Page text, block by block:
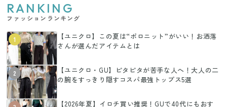
RANKING
ファッションランキング
1
【ユニクロ】この夏は“ポロニット”がいい！お洒落
さんが選んだアイテムとは
2
【ユニクロ・GU】ピタピタが苦手な人へ！大人の二
の腕をすっきり隠すコスパ最強トップス5選
【2026年夏】イロチ買い推奨！GUで40代にもおす